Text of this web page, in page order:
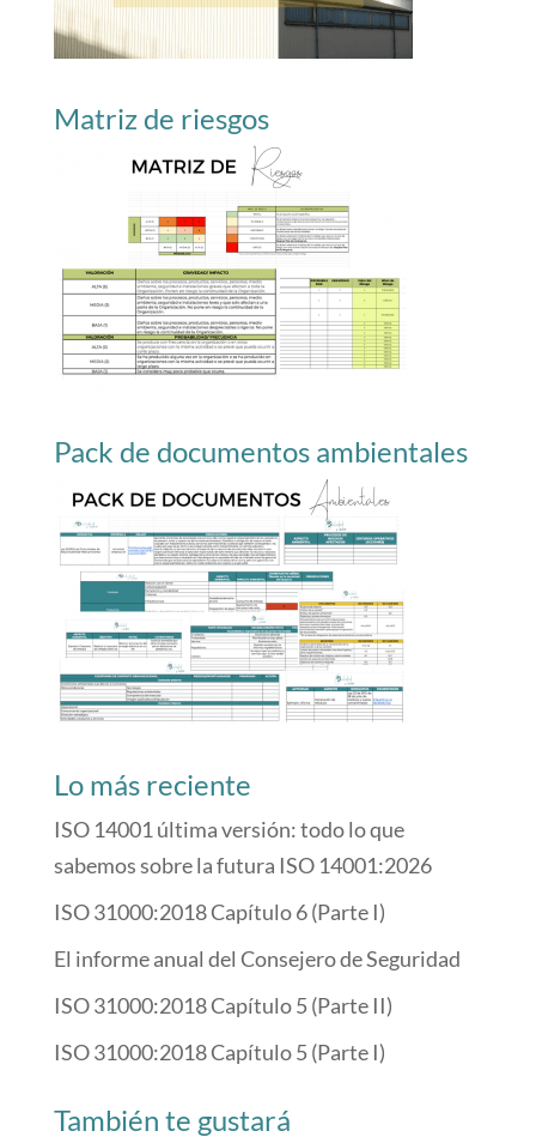
Matriz de riesgos
Pack de documentos ambientales
Lo más reciente
ISO 14001 última versión: todo lo que
sabemos sobre la futura ISO 14001:2026
ISO 31000:2018 Capítulo 6 (Parte I)
El informe anual del Consejero de Seguridad
ISO 31000:2018 Capítulo 5 (Parte II)
ISO 31000:2018 Capítulo 5 (Parte I)
También te gustará